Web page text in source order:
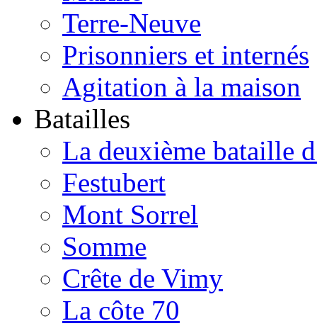
Terre-Neuve
Prisonniers et internés
Agitation à la maison
Batailles
La deuxième bataille
Festubert
Mont Sorrel
Somme
Crête de Vimy
La côte 70